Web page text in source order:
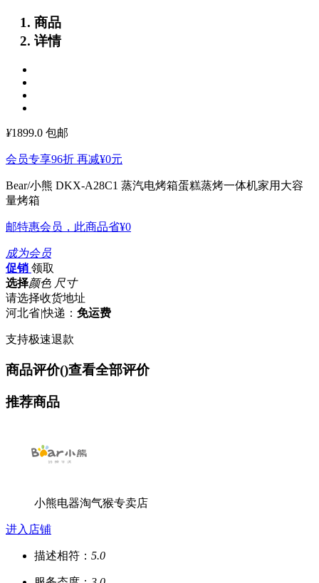
商品
详情
¥1899.0 包邮
会员专享96折 再减¥0元
Bear/小熊 DKX-A28C1 蒸汽电烤箱蛋糕蒸烤一体机家用大容
量烤箱
邮特惠会员，此商品省¥0
成为会员
促销 领取
选择颜色 尺寸
请选择收货地址
河北省|快递： 免运费
支持极速退款
商品评价()查看全部评价
推荐商品
小熊电器淘气猴专卖店
进入店铺
描述相符： 5.0